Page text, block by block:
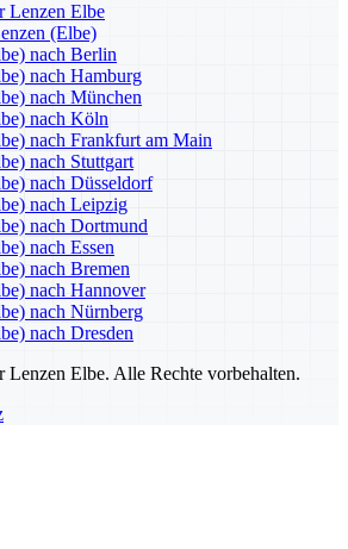
Lenzen Elbe
(Elbe)
nach Berlin
nach Hamburg
nach München
nach Köln
nach Frankfurt am Main
nach Stuttgart
nach Düsseldorf
nach Leipzig
nach Dortmund
nach Essen
nach Bremen
nach Hannover
nach Nürnberg
nach Dresden
Elbe. Alle Rechte vorbehalten.